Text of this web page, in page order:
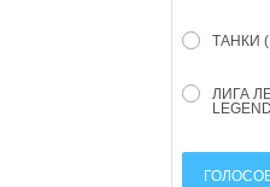
ТАНКИ
ЛИГА